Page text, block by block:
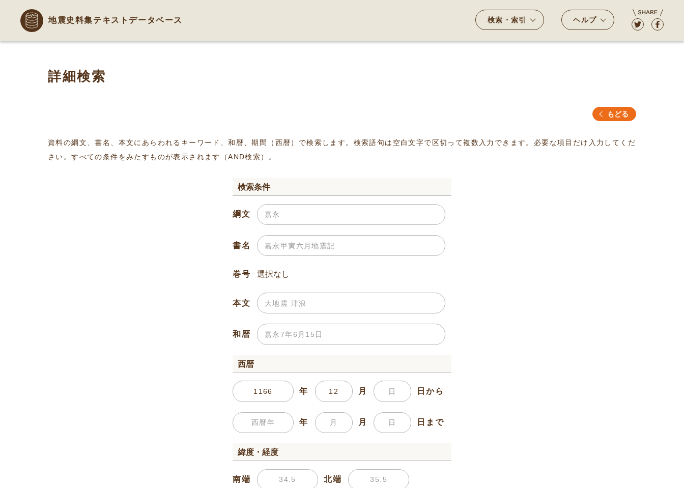
地震史料集テキストデータベース 検索・索引 ヘルプ
詳細検索
もどる
資料の綱文、書名、本文にあらわれるキーワード、和暦、期間（西暦）で検索します。検索語句は空白文字で区切って複数入力できます。必要な項目だけ入力してくだ
さい。すべての条件をみたすものが表示されます（AND検索）。
検索条件
綱文
書名
巻号
本文
和暦
西暦
年 月 日から
年 月 日まで
緯度・経度
南端 北端